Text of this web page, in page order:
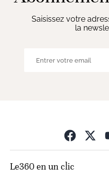
Saisissez votre
la
Le360 en un clic